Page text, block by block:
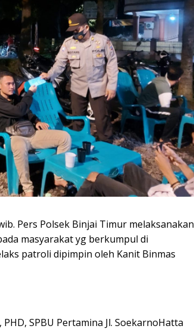
Pers Polsek Binjai Timur melaksanakan
masyarakat yg berkumpul di
patroli dipimpin oleh Kanit Binmas
SPBU Pertamina Jl. SoekarnoHatta